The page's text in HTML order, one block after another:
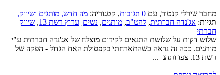
מחבר שירלי קנטור, עם 0 תגובות , קטגוריה: מה חדש, מותגים ושיווק,
תגיות: אג'נדה חברתית, להט"ב, מותגים, נשים, ערוץ רשת 13 , שיווק
חברתי
שלוש דקות על שלושת התנאים לקידום מוצלח של אג'נדה חברתית ע"י
מותגים. ככה זה נראה כשהתארחתי בקפסולת האח הגדול - הפקה של
רשת 13. צפו ותהנו ...